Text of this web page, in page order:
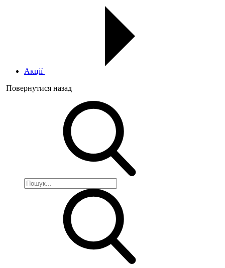
Акції
Повернутися назад